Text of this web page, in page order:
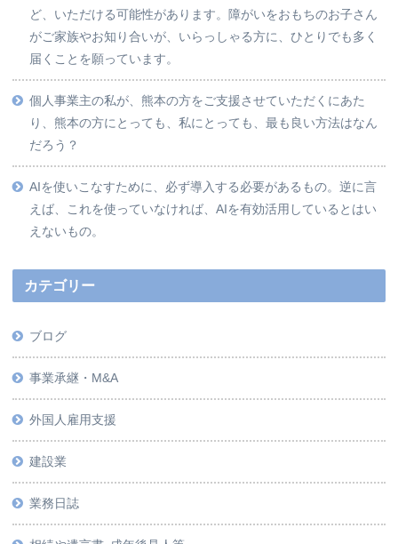
ど、いただける可能性があります。障がいをおもちのお子さん
がご家族やお知り合いが、いらっしゃる方に、ひとりでも多く
届くことを願っています。
個人事業主の私が、熊本の方をご支援させていただくにあた
り、熊本の方にとっても、私にとっても、最も良い方法はなん
だろう？
AIを使いこなすために、必ず導入する必要があるもの。逆に言
えば、これを使っていなければ、AIを有効活用しているとはい
えないもの。
カテゴリー
ブログ
事業承継・M&A
外国人雇用支援
建設業
業務日誌